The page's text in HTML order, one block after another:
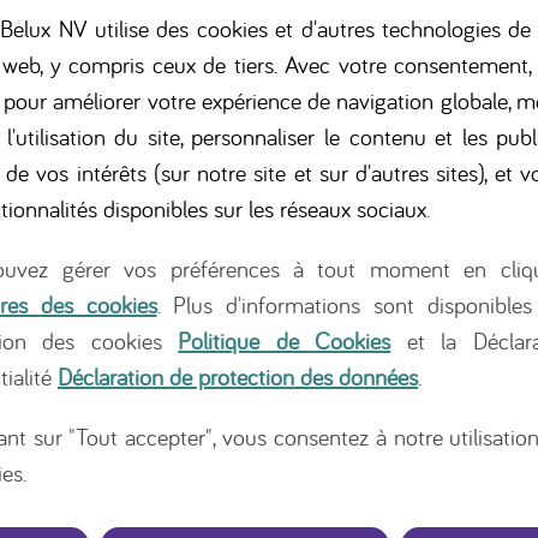
est-ce que je vais
NV utilise des cookies et d'autres technologies
y compris ceux de tiers. Avec votre
améliorer votre expérience de navigation globale,
l'utilisation du site, personnaliser le contenu et les
vos intérêts (sur notre site et sur d'autres sites), et
disponibles sur les réseaux sociaux
gérer vos préférences à tout moment en
des cookies. Plus d'informations sont
des cookies Politique de Cookieset la
Déclaration de protection des données.
sur "Tout accepter", vous consentez à notre